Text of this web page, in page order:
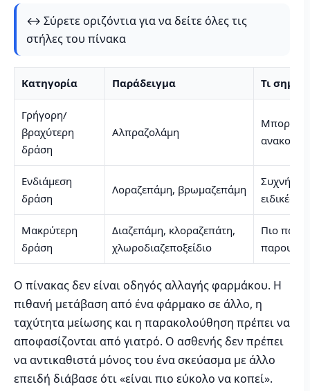
↔️ Σύρετε οριζόντια για να δείτε όλες τις
στήλες του πίνακα
Κατηγορία Παράδειγμα Τι
Γρήγορη/
βραχύτερη
δράση
Αλπραζολάμη
Μπορεί
Ενδιάμεση
δράση
Λοραζεπάμη, βρωμαζεπάμη
Συχνή
ειδικές
Μακρύτερη
δράση
Διαζεπάμη, κλοραζεπάτη,
χλωροδιαζεποξείδιο
Πιο
Ο πίνακας δεν είναι οδηγός αλλαγής φαρμάκου. Η
πιθανή μετάβαση από ένα φάρμακο σε άλλο, η
ταχύτητα μείωσης και η παρακολούθηση πρέπει να
αποφασίζονται από γιατρό. Ο ασθενής δεν πρέπει
να αντικαθιστά μόνος του ένα σκεύασμα με άλλο
επειδή διάβασε ότι «είναι πιο εύκολο να κοπεί».